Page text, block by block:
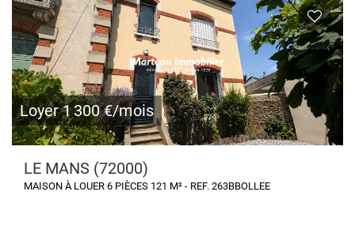
Loyer 1 300 €/mois
LE MANS (72000)
MAISON À LOUER 6 PIÈCES 121 M² - REF. 263BBOLLEE